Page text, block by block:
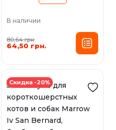
В наличии
80,64 грн.
64,50 грн.
Скидка -20%